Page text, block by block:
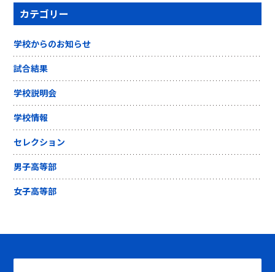
カテゴリー
学校からのお知らせ
試合結果
学校説明会
学校情報
セレクション
男子高等部
女子高等部